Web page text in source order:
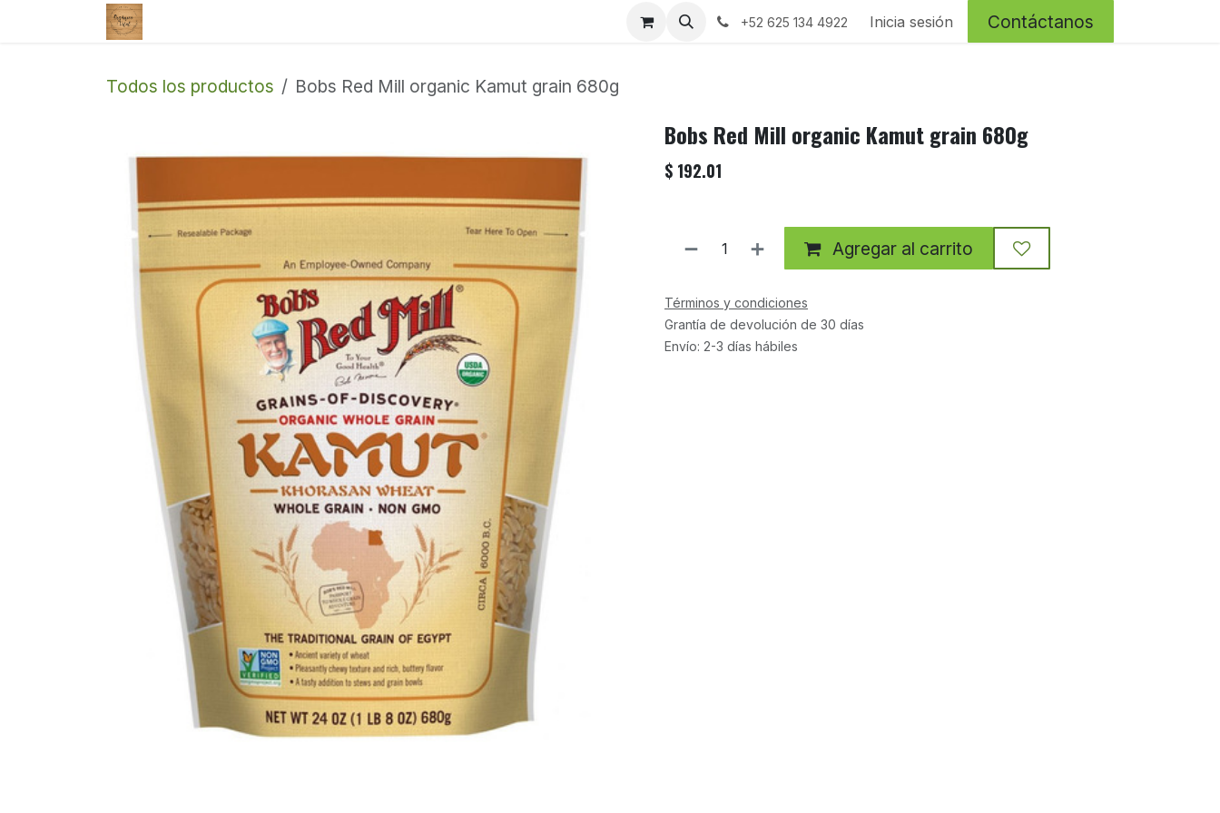
Ir al contenido +52 625 134 4922 Inicia sesión Contáctanos
Todos los productos Bobs Red Mill organic Kamut grain 680g
Bobs Red Mill organic Kamut grain 680g
$ 192.01
Agregar al carrito
Términos y condiciones
Grantía de devolución de 30 días
Envío: 2-3 días hábiles